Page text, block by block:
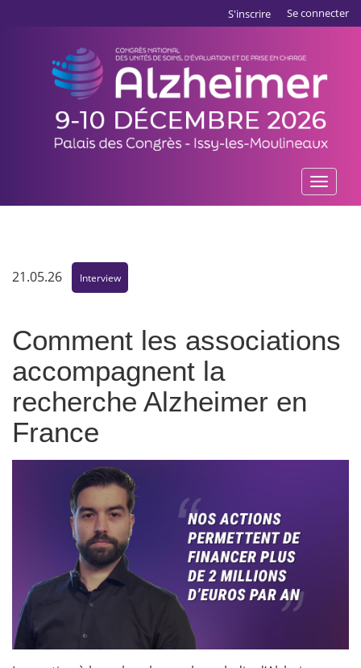
principal
S'inscrire Se connecter
Toggle
21.05.26 Interview
Comment les associations
accompagnent la
recherche Alzheimer en
France